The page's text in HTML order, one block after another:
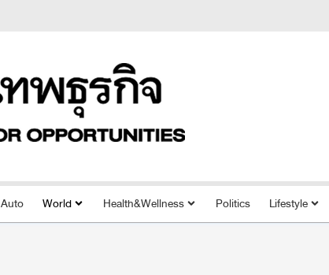
Auto World Health&Wellness Politics Lifestyle